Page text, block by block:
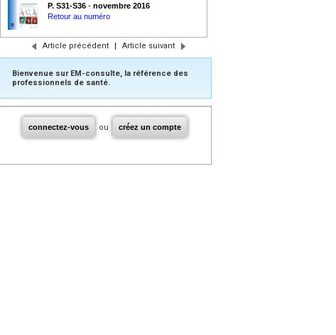
P. S31-S36 - novembre 2016
Retour au numéro
Article précédent | Article suivant
Bienvenue sur EM-consulte, la référence des
professionnels de santé.
connectez-vous ou créez un compte